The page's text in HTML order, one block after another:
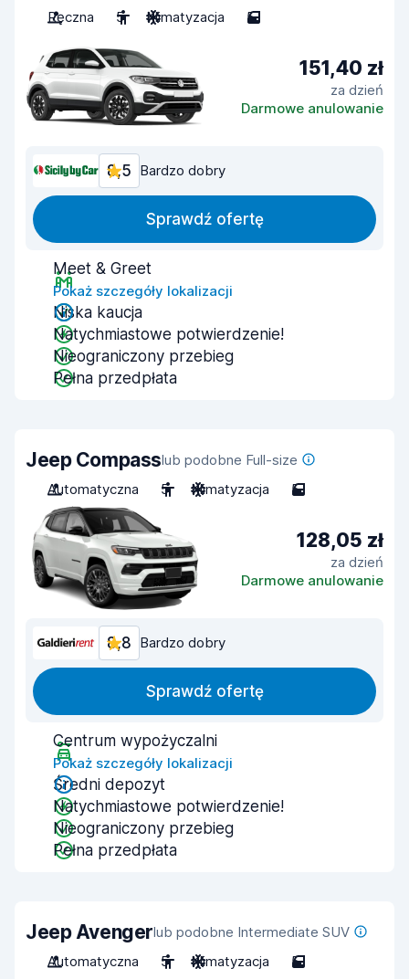
Ręczna
5 Klimatyzacja 5
151,40 zł
za dzień
Darmowe anulowanie
8,5 Bardzo dobry
Sprawdź ofertę
Meet & Greet
Pokaż szczegóły lokalizacji
Niska kaucja
Natychmiastowe potwierdzenie!
Nieograniczony przebieg
Pełna przedpłata
Jeep Compasslub podobne Full-size
Automatyczna
5 Klimatyzacja 5
128,05 zł
za dzień
Darmowe anulowanie
8,8 Bardzo dobry
Sprawdź ofertę
Centrum wypożyczalni
Pokaż szczegóły lokalizacji
Średni depozyt
Natychmiastowe potwierdzenie!
Nieograniczony przebieg
Pełna przedpłata
Jeep Avengerlub podobne Intermediate SUV
Automatyczna
5 Klimatyzacja 5